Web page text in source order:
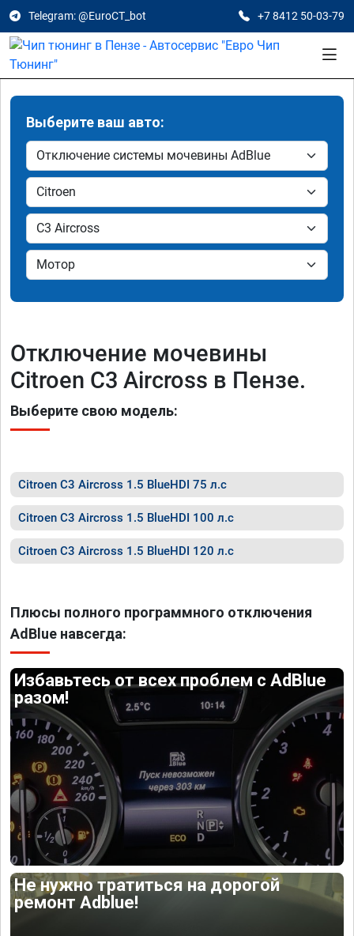
Telegram: @EuroCT_bot +7 8412 50-03-79
Выберите ваш авто:
Отключение мочевины
Citroen C3 Aircross в Пензе.
Выберите свою модель:
Citroen C3 Aircross 1.5 BlueHDI 75 л.с
Citroen C3 Aircross 1.5 BlueHDI 100 л.с
Citroen C3 Aircross 1.5 BlueHDI 120 л.с
Плюсы полного программного отключения
AdBlue навсегда:
Избавьтесь от всех проблем с AdBlue
разом!
Не нужно тратиться на дорогой
ремонт Adblue!